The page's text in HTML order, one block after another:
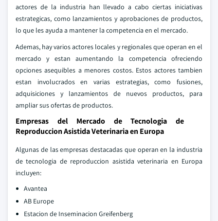
actores de la industria han llevado a cabo ciertas iniciativas
estrategicas, como lanzamientos y aprobaciones de productos,
lo que les ayuda a mantener la competencia en el mercado.
Ademas, hay varios actores locales y regionales que operan en el
mercado y estan aumentando la competencia ofreciendo
opciones asequibles a menores costos. Estos actores tambien
estan involucrados en varias estrategias, como fusiones,
adquisiciones y lanzamientos de nuevos productos, para
ampliar sus ofertas de productos.
Empresas del Mercado de Tecnologia de
Reproduccion Asistida Veterinaria en Europa
Algunas de las empresas destacadas que operan en la industria
de tecnologia de reproduccion asistida veterinaria en Europa
incluyen:
Avantea
AB Europe
Estacion de Inseminacion Greifenberg